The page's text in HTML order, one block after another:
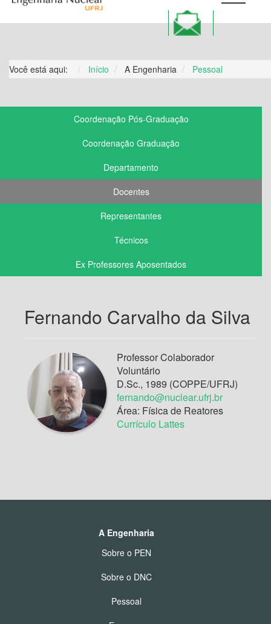
Você está aqui: Início A Engenharia Pessoal
Coordenação Pós-Graduação
Coordenação Graduação
Departamento
Docentes
Representantes
Técnicos
Ex Professores Aposentados
Fernando Carvalho da Silva
Professor Colaborador
Voluntário
D.Sc., 1989 (COPPE/UFRJ)
fernando@nuclear.ufrj.br
Área: Física de Reatores
Currículo Lattes
A Engenharia
Sobre o PEN
Sobre o DNC
Pessoal